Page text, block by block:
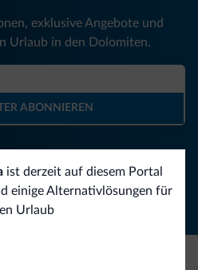
ist derzeit auf diesem Portal
einige Alternativlösungen für
Urlaub
Dolomiti.it auf
exklusive Angebote und
Urlaub in den Dolomiten.
ABONNIEREN